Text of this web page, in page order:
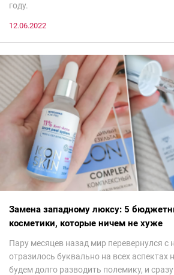
году.
12.06.2022
Замена западному люксу: 5
косметики, которые ничем не хуже
Пару месяцев назад мир перевернулся с
отразилось буквально на всех
будем долго разводить полемику, и